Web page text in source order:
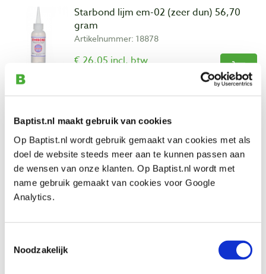
Baptist.nl maakt gebruik van cookies
Op Baptist.nl wordt gebruik gemaakt van cookies met als
doel de website steeds meer aan te kunnen passen aan
de wensen van onze klanten. Op Baptist.nl wordt met
name gebruik gemaakt van cookies voor Google
Analytics.
Noodzakelijk
Starbond lijm em-02 (zeer dun) 56,70
gram
Artikelnummer: 18878
€ 26,05 incl. btw
Starbond versneller 45 gram
Artikelnummer: 18890
€ 15,35 incl. btw